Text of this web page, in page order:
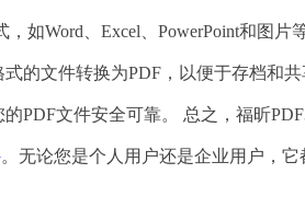
如Word、Excel、PowerPoint和图
的文件转换为PDF，以便于存档和
PDF文件安全可靠。 总之，福昕
。无论您是个人用户还是企业用户，